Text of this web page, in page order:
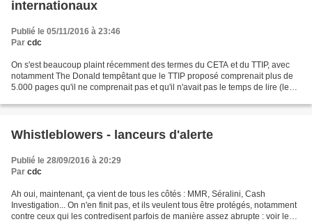
internationaux
Publié le 05/11/2016 à 23:46
Par cdc
On s'est beaucoup plaint récemment des termes du CETA et du TTIP, avec
notamment The Donald tempêtant que le TTIP proposé comprenait plus de
5.000 pages qu'il ne comprenait pas et qu'il n'avait pas le temps de lire (le
Whistleblowers - lanceurs d'alerte
Publié le 28/09/2016 à 20:29
Par cdc
Ah oui, maintenant, ça vient de tous les côtés : MMR, Séralini, Cash
Investigation... On n'en finit pas, et ils veulent tous être protégés, notamment
contre ceux qui les contredisent parfois de manière assez abrupte : voir les